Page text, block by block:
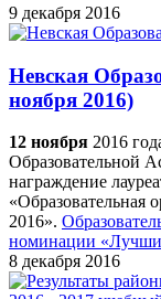
9 декабря 2016
Невская
ноября 2016)
12 ноября 2016
Образовательной
награждение
«Образовательная
2016».
номинации
8 декабря 2016